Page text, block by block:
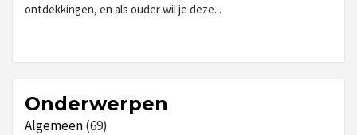
ontdekkingen, en als ouder wil je deze...
Onderwerpen
Algemeen(69)